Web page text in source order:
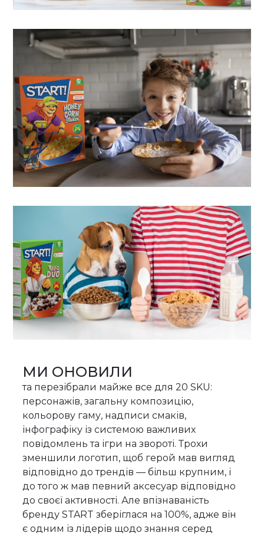
МИ ОНОВИЛИ
та перезібрали майже все для 20 SKU:
персонажів, загальну композицію,
кольорову гаму, надписи смаків,
інфографіку із системою важливих
повідомлень та ігри на звороті. Трохи
зменшили логотип, щоб герой мав вигляд
відповідно до трендів — більш крупним, і
до того ж мав певний аксесуар відповідно
до своєї активності. Але впізнаваність
бренду START зберіглася на 100%, адже він
є одним із лідерів щодо знання серед